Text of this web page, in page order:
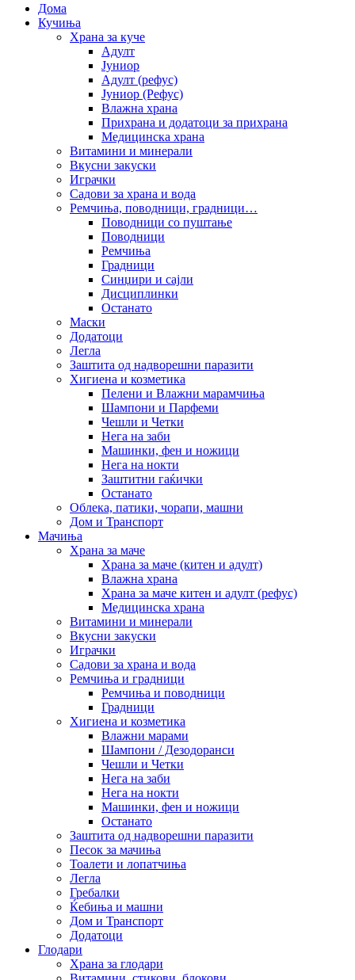
Дома
Кучиња
Храна за куче
Адулт
Јуниор
Адулт (рефус)
Јуниор (Рефус)
Влажна храна
Прихрана и додатоци за прихрана
Медицинска храна
Витамини и минерали
Вкусни закуски
Играчки
Садови за храна и вода
Ремчиња, поводници, градници…
Поводници со пуштање
Поводници
Ремчиња
Градници
Синџири и сајли
Дисциплинки
Останато
Маски
Додатоци
Легла
Заштита од надворешни паразити
Хигиена и козметика
Пелени и Влажни марамчиња
Шампони и Парфеми
Чешли и Четки
Нега на заби
Машинки, фен и ножици
Нега на нокти
Заштитни гаќички
Останато
Облека, патики, чорапи, машни
Дом и Транспорт
Мачиња
Храна за маче
Храна за маче (китен и адулт)
Влажна храна
Храна за маче китен и адулт (рефус)
Медицинска храна
Витамини и минерали
Вкусни закуски
Играчки
Садови за храна и вода
Ремчиња и градници
Ремчиња и поводници
Градници
Хигиена и козметика
Влажни марами
Шампони / Дезодоранси
Чешли и Четки
Нега на заби
Нега на нокти
Машинки, фен и ножици
Останато
Заштита од надворешни паразити
Песок за мачиња
Тоалети и лопатчиња
Легла
Гребалки
Ќебиња и машни
Дом и Транспорт
Додатоци
Глодари
Храна за глодари